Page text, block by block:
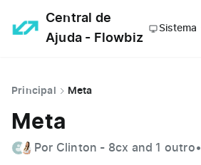
Central de
Ajuda - Flowbiz
Sistema
Principal Meta
Meta
Por Clinton - 8cx and 1 outro•